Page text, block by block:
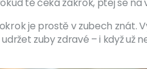
je prostě v zubech znát.
zuby zdravé – i když už